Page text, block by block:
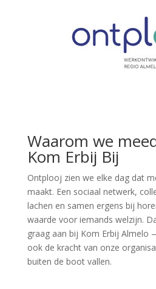
Waarom we
Kom Erbij Bij
Ontplooj zien we elke dag dat
maakt. Een sociaal netwerk,
lachen en samen ergens bij
waarde voor iemands welzijn.
graag aan bij Kom Erbij Almelo
ook de kracht van onze
buiten de boot vallen.